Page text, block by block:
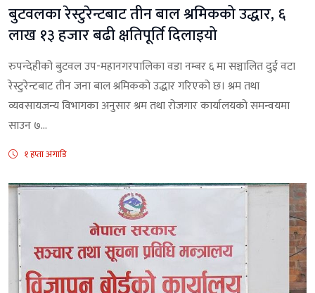
बुटवलका रेस्टुरेन्टबाट तीन बाल श्रमिकको उद्धार, ६
लाख १३ हजार बढी क्षतिपूर्ति दिलाइयो
रुपन्देहीको बुटवल उप-महानगरपालिका वडा नम्बर ६ मा सञ्चालित दुई वटा
रेस्टुरेन्टबाट तीन जना बाल श्रमिकको उद्धार गरिएको छ। श्रम तथा
व्यवसायजन्य विभागका अनुसार श्रम तथा रोजगार कार्यालयको समन्वयमा
साउन ७...
१ हप्ता अगाडि